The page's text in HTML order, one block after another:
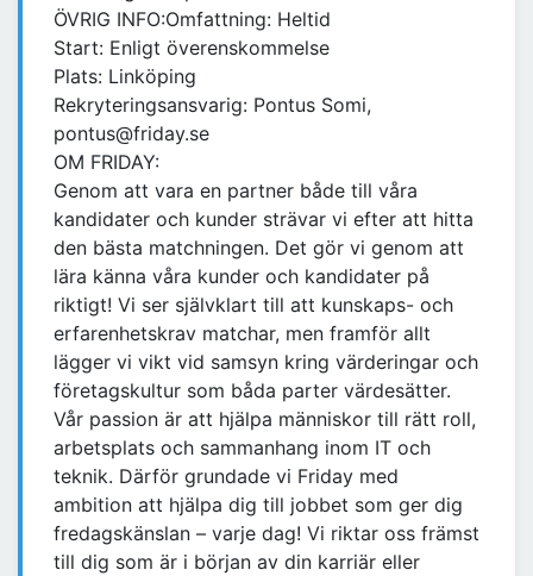
ÖVRIG INFO:Omfattning: Heltid
Start: Enligt överenskommelse
Plats: Linköping
Rekryteringsansvarig: Pontus Somi,
pontus@friday.se
OM FRIDAY:
Genom att vara en partner både till våra
kandidater och kunder strävar vi efter att hitta
den bästa matchningen. Det gör vi genom att
lära känna våra kunder och kandidater på
riktigt! Vi ser självklart till att kunskaps- och
erfarenhetskrav matchar, men framför allt
lägger vi vikt vid samsyn kring värderingar och
företagskultur som båda parter värdesätter.
Vår passion är att hjälpa människor till rätt roll,
arbetsplats och sammanhang inom IT och
teknik. Därför grundade vi Friday med
ambition att hjälpa dig till jobbet som ger dig
fredagskänslan – varje dag! Vi riktar oss främst
till dig som är i början av din karriär eller